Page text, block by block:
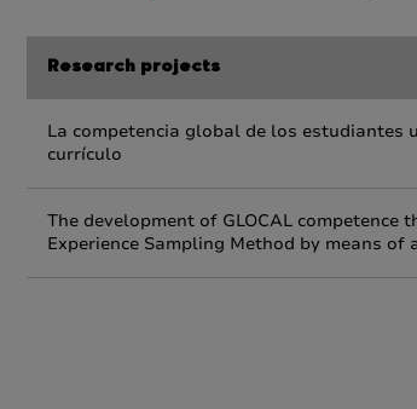
Research projects
La competencia global de los
currículo
The development of GLOCAL
Experience Sampling Method by means